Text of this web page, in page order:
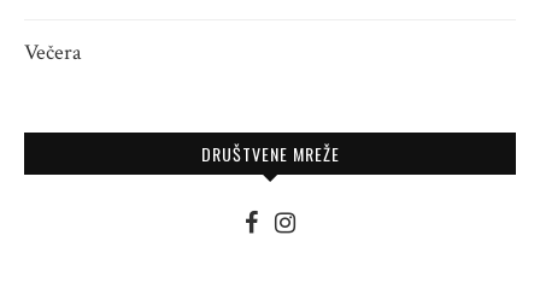
Večera
DRUŠTVENE MREŽE